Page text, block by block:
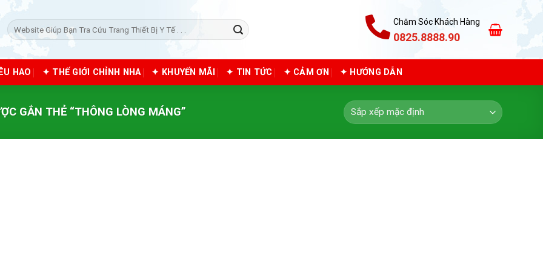
Tìm
kiếm:
Chăm Sóc Khách Hàng
0825.8888.90
HAO ✦ THẾ GIỚI CHỈNH NHA ✦ KHUYẾN MÃI ✦ TIN TỨC ✦ CẢM ƠN ✦ HƯỚNG DẪN
GẮN THẺ “THÔNG LÒNG MÁNG”